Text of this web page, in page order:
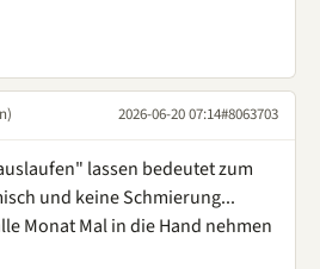
2026-06-20 07:14#8063703
lassen bedeutet zum
und keine Schmierung...
Monat Mal in die Hand nehmen